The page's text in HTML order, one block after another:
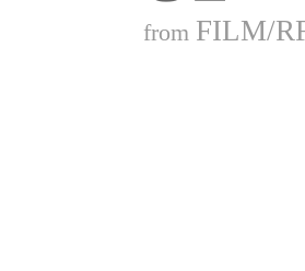
from FILM/